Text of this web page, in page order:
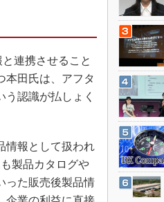
連携させること
本田氏は、アフタ
認識が払しょく
情報として扱われ
製品カタログや
った販売後製品情